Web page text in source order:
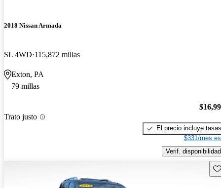
2018 Nissan Armada
SL 4WD 115,872 millas
Exton, PA
79 millas
Trato justo
El precio incluye tasas
$331/mes
Verif. disponibilidad